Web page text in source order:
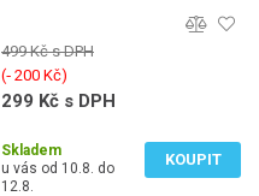
499 Kč s DPH
(‐ 200 Kč)
299 Kč s DPH
Skladem
u vás od 10.8. do
12.8.
KOUPIT